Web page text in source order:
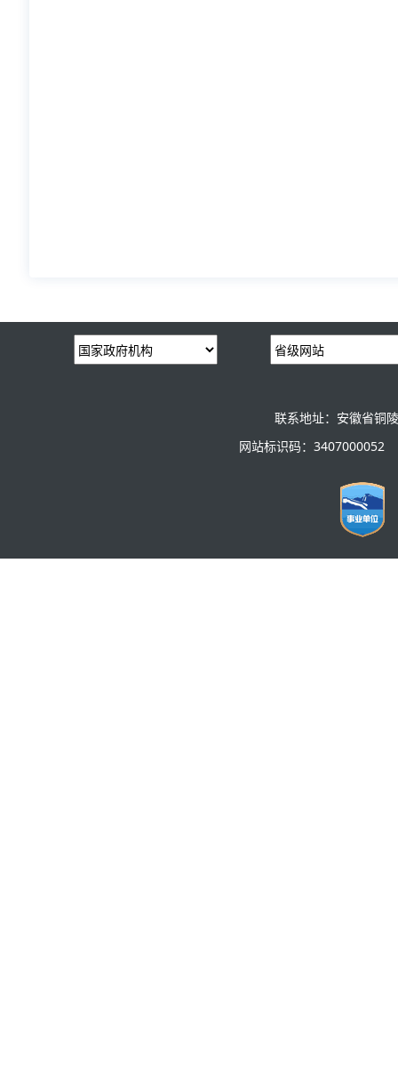
联系地址：安徽省铜
网站标识码：3407000052